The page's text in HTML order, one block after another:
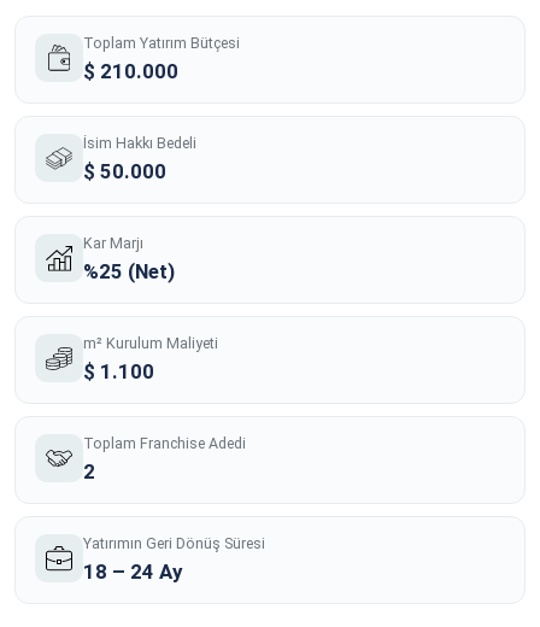
Toplam Yatırım Bütçesi
$ 210.000
İsim Hakkı Bedeli
$ 50.000
Kar Marjı
%25 (Net)
m² Kurulum Maliyeti
$ 1.100
Toplam Franchise Adedi
2
Yatırımın Geri Dönüş Süresi
18 – 24 Ay